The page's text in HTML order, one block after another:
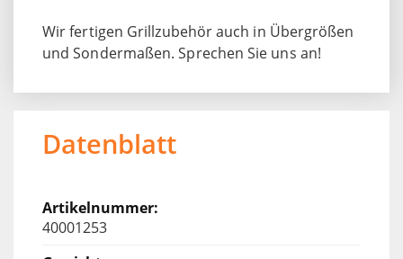
Wir fertigen Grillzubehör auch in Übergrößen
und Sondermaßen. Sprechen Sie uns an!
Datenblatt
40001253